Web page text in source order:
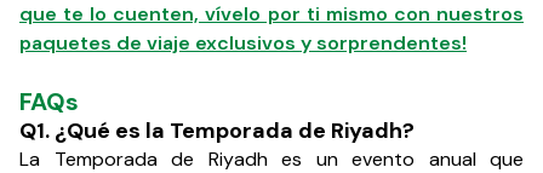
que te lo cuenten, vívelo por ti mismo con nuestros
paquetes de viaje exclusivos y sorprendentes!
FAQs
Q1. ¿Qué es la Temporada de Riyadh?
La Temporada de Riyadh es un evento anual que